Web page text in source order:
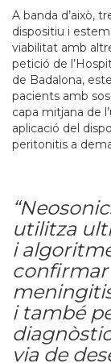
A banda d’això,
dispositiu i
viabilitat amb
petició de
de Badalona,
pacients amb
capa mitjana de
aplicació del
peritonitis a
utilitza
i
confirmar
i també
via de